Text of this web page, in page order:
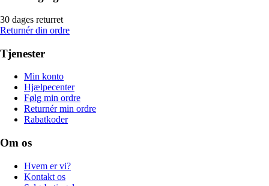
30 dages returret
Returnér din ordre
Tjenester
Min konto
Hjælpecenter
Følg min ordre
Returnér min ordre
Rabatkoder
Om os
Hvem er vi?
Kontakt os